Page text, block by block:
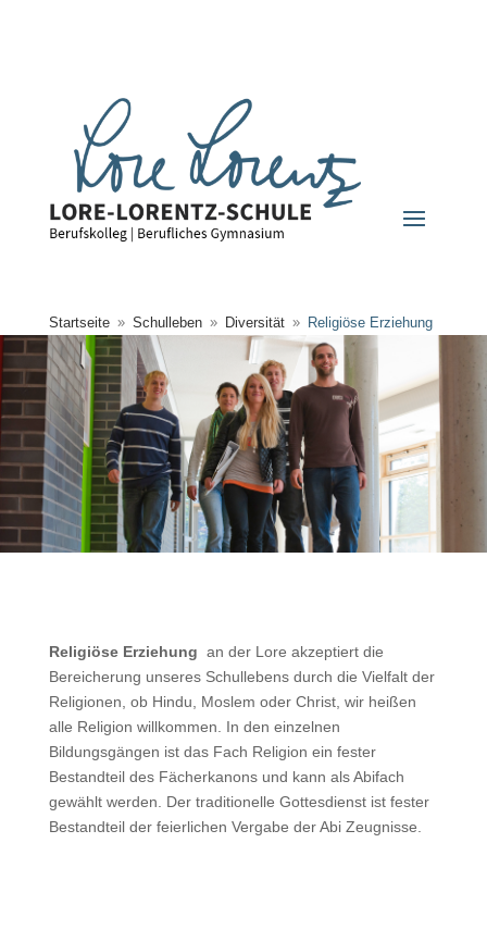
Startseite 9 Schulleben 9 Diversität 9 Religiöse Erziehung
Religiöse Erziehung an der Lore akzeptiert die
Bereicherung unseres Schullebens durch die Vielfalt der
Religionen, ob Hindu, Moslem oder Christ, wir heißen
alle Religion willkommen. In den einzelnen
Bildungsgängen ist das Fach Religion ein fester
Bestandteil des Fächerkanons und kann als Abifach
gewählt werden. Der traditionelle Gottesdienst ist fester
Bestandteil der feierlichen Vergabe der Abi Zeugnisse.